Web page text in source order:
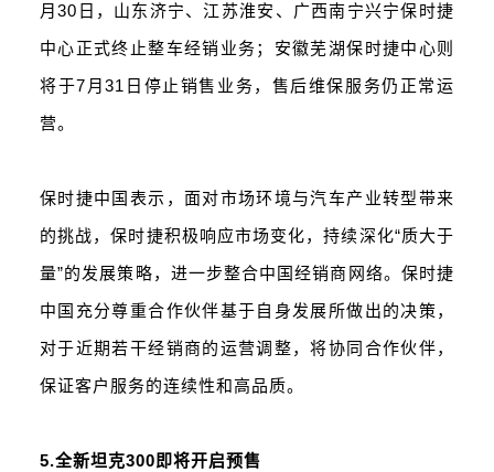
月30日，山东济宁、江苏淮安、广西南宁兴宁保时捷
中心正式终止整车经销业务；安徽芜湖保时捷中心则
将于7月31日停止销售业务，售后维保服务仍正常运
营。
保时捷中国表示，面对市场环境与汽车产业转型带来
的挑战，保时捷积极响应市场变化，持续深化“质大于
量”的发展策略，进一步整合中国经销商网络。保时捷
中国充分尊重合作伙伴基于自身发展所做出的决策，
对于近期若干经销商的运营调整，将协同合作伙伴，
保证客户服务的连续性和高品质。
5.全新坦克300即将开启预售